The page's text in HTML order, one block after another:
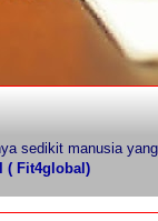
sedikit manusia
( Fit4global)